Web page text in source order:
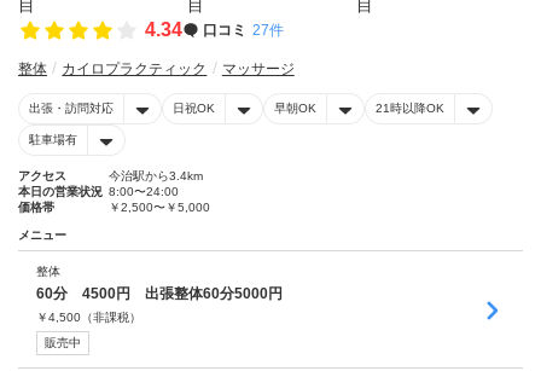
4.34 口コミ 27件
整体 カイロプラクティック マッサージ
出張・訪問対応 日祝OK 早朝OK 21時以降OK
駐車場有
アクセス
今治駅から3.4km
本日の営業状況 8:00〜24:00
価格帯
￥2,500〜￥5,000
メニュー
整体
60分 4500円 出張整体60分5000円
￥4,500 （非課税）
販売中